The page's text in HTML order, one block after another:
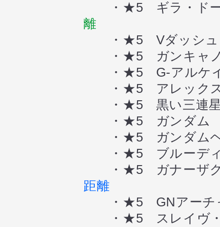
・★5 ギラ・ドー
離
・★5 Vダッシュ
・★5 ガンキャ
・★5 G-アルケ
・★5 アレック
・★5 黒い三連星
・★5 ガンダム
・★5 ガンダムヘ
・★5 ブルーディ
・★5 ガナーザク
距離
・★5 GNアーチ
・★5 スレイヴ